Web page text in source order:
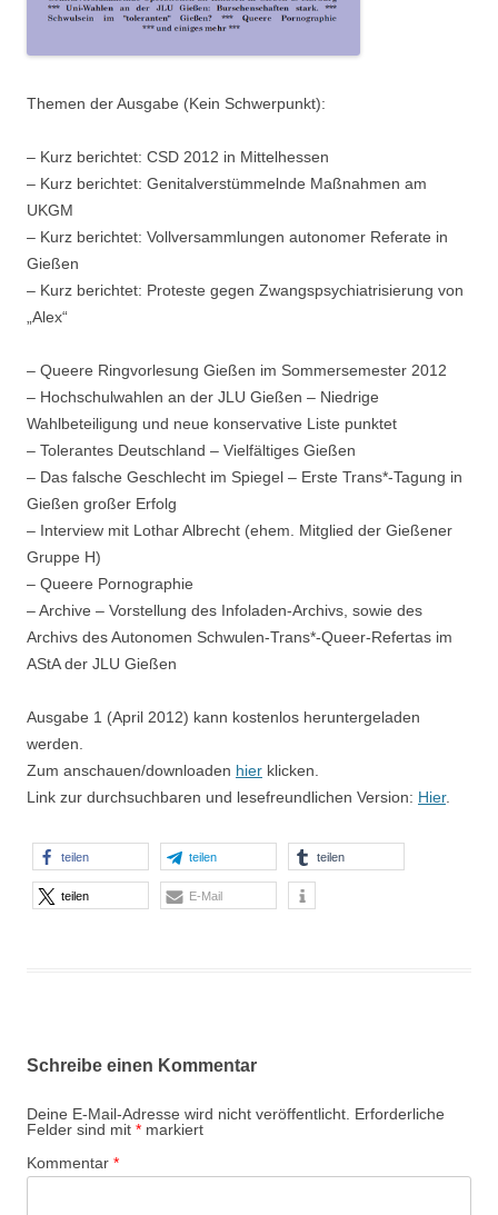
Themen der Ausgabe (Kein Schwerpunkt):
– Kurz berichtet: CSD 2012 in Mittelhessen
– Kurz berichtet: Genitalverstümmelnde Maßnahmen am
UKGM
– Kurz berichtet: Vollversammlungen autonomer Referate in
Gießen
– Kurz berichtet: Proteste gegen Zwangspsychiatrisierung von
„Alex“
– Queere Ringvorlesung Gießen im Sommersemester 2012
– Hochschulwahlen an der JLU Gießen – Niedrige
Wahlbeteiligung und neue konservative Liste punktet
– Tolerantes Deutschland – Vielfältiges Gießen
– Das falsche Geschlecht im Spiegel – Erste Trans*-Tagung in
Gießen großer Erfolg
– Interview mit Lothar Albrecht (ehem. Mitglied der Gießener
Gruppe H)
– Queere Pornographie
– Archive – Vorstellung des Infoladen-Archivs, sowie des
Archivs des Autonomen Schwulen-Trans*-Queer-Refertas im
AStA der JLU Gießen
Ausgabe 1 (April 2012) kann kostenlos heruntergeladen
werden.
Zum anschauen/downloaden hier klicken.
Link zur durchsuchbaren und lesefreundlichen Version: Hier.
teilen teilen teilen
teilen E-Mail
Schreibe einen Kommentar
Deine E-Mail-Adresse wird nicht veröffentlicht. Erforderliche
Felder sind mit * markiert
Kommentar *